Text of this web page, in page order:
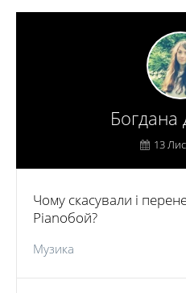
Богдана
13
Чому скасували і
Pianoбой?
Музика